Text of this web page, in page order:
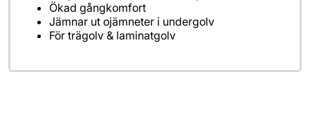
För trägolv & laminatgolv